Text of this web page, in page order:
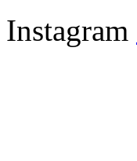
Instagram